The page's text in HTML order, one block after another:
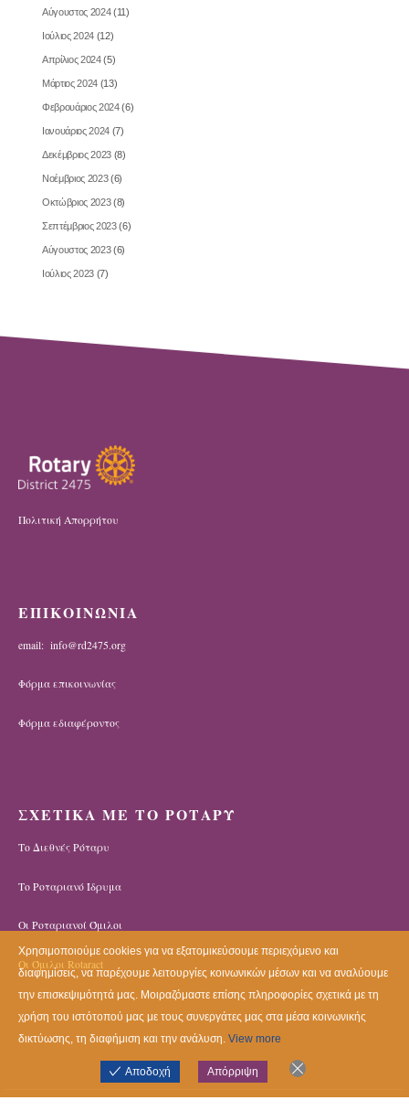
Αύγουστος 2024(11)
Ιούλιος 2024 (12)
Απρίλιος 2024(5)
Μάρτιος 2024 (13)
Φεβρουάριος 2024(6)
Ιανουάριος 2024 (7)
Δεκέμβριος 2023 (8)
Νοέμβριος 2023(6)
Οκτώβριος 2023(8)
Σεπτέμβριος 2023(6)
Αύγουστος 2023(6)
Ιούλιος 2023 (7)
Πολιτική Απορρήτου
ΕΠΙΚΟΙΝΩΝΙΑ
email: info@rd2475.org
Φόρμα επικοινωνίας
Φόρμα εδιαφέροντος
ΣΧΕΤΙΚΑ ΜΕ ΤΟ ΡΟΤΑΡΥ
Το Διεθνές Ρόταρυ
Το Ροταριανό Ίδρυμα
Οι Ροταριανοί Όμιλοι
Οι Όμιλοι Rotaract
Χρησιμοποιούμε cookies για να εξατομικεύσουμε περιεχόμενο και
διαφημίσεις, να παρέχουμε λειτουργίες κοινωνικών μέσων και να αναλύουμε
την επισκεψιμότητά μας. Μοιραζόμαστε επίσης πληροφορίες σχετικά με τη
χρήση του ιστότοπού μας με τους συνεργάτες μας στα μέσα κοινωνικής
δικτύωσης, τη διαφήμιση και την ανάλυση. View more
Αποδοχή Απόρριψη